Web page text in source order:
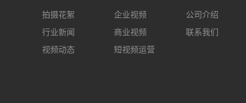
拍摄花絮
行业新闻
视频动态
企业视频
商业视频
短视频运营
公司介绍
联系我们